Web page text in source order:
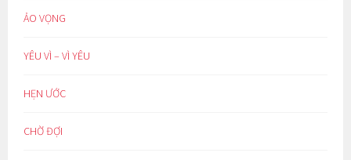
ẢO VỌNG
YÊU VÌ – VÌ YÊU
HẸN ƯỚC
CHỜ ĐỢI